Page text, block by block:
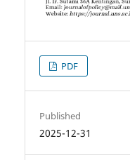
PDF
Published
2025-12-31